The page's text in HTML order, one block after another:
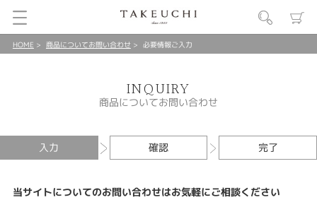
HOME 商品についてお問い合わせ 必要情報ご入力
INQUIRY
商品についてお問い合わせ
入力 確認 完了
当サイトについてのお問い合わせはお気軽にご相談ください